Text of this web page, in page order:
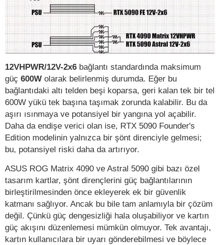
12VHPWR/12V-2x6 bağlantı standardında maksimum
güç 600W olarak belirlenmiş durumda. Eğer bu
bağlantıdaki altı telden beşi koparsa, geri kalan tek bir tel
600W yükü tek başına taşımak zorunda kalabilir. Bu da
aşırı ısınmaya ve potansiyel bir yangına yol açabilir.
Daha da endişe verici olan ise, RTX 5090 Founder's
Edition modelinin yalnızca bir şönt direnciyle gelmesi;
bu, potansiyel riski daha da artırıyor.
ASUS ROG Matrix 4090 ve Astral 5090 gibi bazı özel
tasarım kartlar, şönt dirençlerini güç bağlantılarının
birleştirilmesinden önce ekleyerek ek bir güvenlik
katmanı sağlıyor. Ancak bu bile tam anlamıyla bir çözüm
değil. Çünkü güç dengesizliği hala oluşabiliyor ve kartın
güç akışını düzenlemesi mümkün olmuyor. Tek avantajı,
kartın kullanıcılara bir uyarı gönderebilmesi ve böylece